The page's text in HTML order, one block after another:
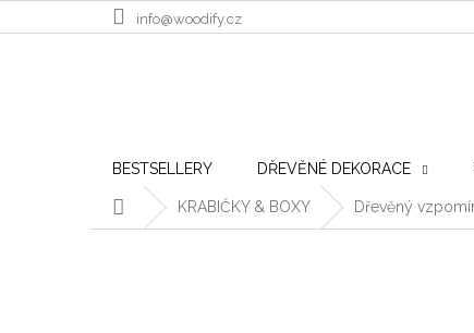
info@woodify.cz
BESTSELLERY DŘEVĚNÉ DEKORACE
Domů KRABIČKY & BOXY Dřevěný